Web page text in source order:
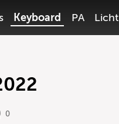
Keyboard PA Licht
0